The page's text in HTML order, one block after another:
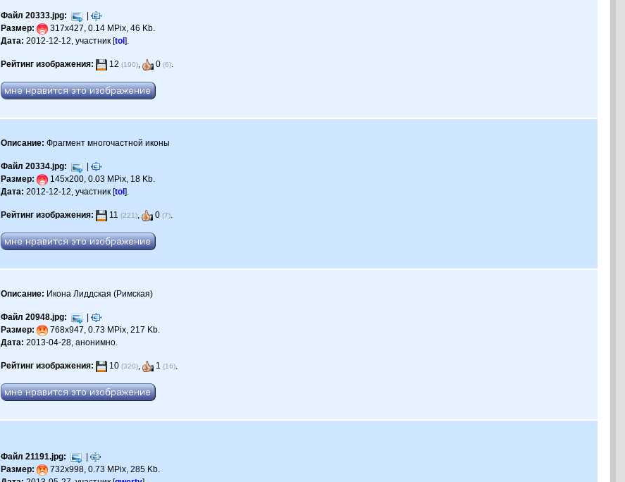
Файл 20333.jpg:
|
Размер:
317x427, 0.14 MPix, 46 Kb.
Дата: 2012-12-12, участник [tol].
Рейтинг изображения: 12(190), 0(6).
Описание: Фрагмент многочастной иконы
Файл 20334.jpg:
|
Размер:
145x200, 0.03 MPix, 18 Kb.
Дата: 2012-12-12, участник [tol].
Рейтинг изображения: 11(221), 0(7).
Описание: Икона Лиддская (Римская)
Файл 20948.jpg:
|
Размер:
768x947, 0.73 MPix, 217 Kb.
Дата: 2013-04-28, анонимно.
Рейтинг изображения: 10(320), 1(16).
Файл 21191.jpg:
|
Размер:
732x998, 0.73 MPix, 285 Kb.